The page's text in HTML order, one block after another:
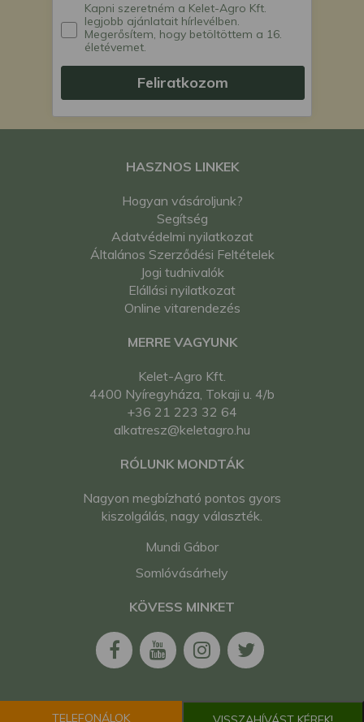
Kapni szeretném a Kelet-Agro Kft.
legjobb ajánlatait hírlevélben.
Megerősítem, hogy betöltöttem a 16.
életévemet.
Feliratkozom
TELEFONÁLOK
HASZNOS LINKEK
Hogyan vásároljunk?
Segítség
Adatvédelmi nyilatkozat
Általános Szerződési Feltételek
Jogi tudnivalók
Elállási nyilatkozat
Online vitarendezés
MERRE VAGYUNK
Kelet-Agro Kft.
4400 Nyíregyháza, Tokaji u. 4/b
+36 21 223 32 64
alkatresz@keletagro.hu
RÓLUNK MONDTÁK
Nagyon megbízható pontos gyors
kiszolgálás, nagy választék.
Mundi Gábor
Somlóvásárhely
KÖVESS MINKET